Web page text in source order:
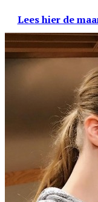
Lees hier de